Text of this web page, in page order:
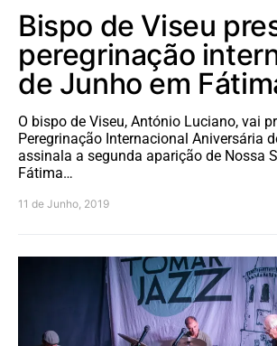
Bispo de Viseu
peregrinação
de Junho em
O bispo de Viseu, António Luciano, vai
Peregrinação Internacional Aniversária
assinala a segunda aparição de Nossa
Fátima…
11 de Junho, 2019